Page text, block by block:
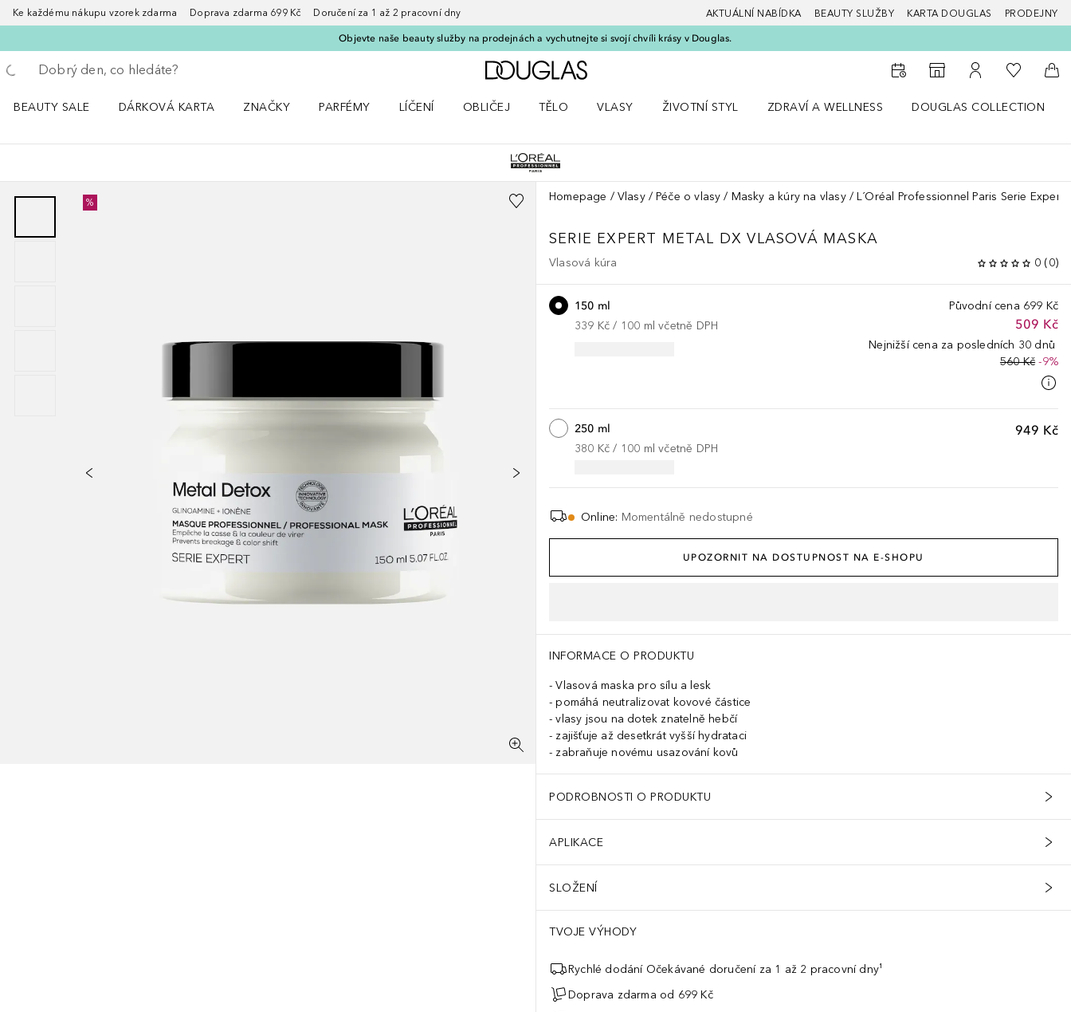
Ke každému nákupu vzorek zdarma Doprava zdarma 699 Kč Doručení za 1 až 2 pracovní dny AKTUÁLNÍ NABÍDKA BEAUTY SLUŽBY KARTA DOUGLAS PRODEJNY
Objevte naše beauty služby na prodejnách a vychutnejte si svojí chvíli krásy v Douglas.
Vraťte se
Proveďte vyhledávání
Domů
K vyhledávači prodejen
K mému účtu
K mému
Do
BEAUTY SALE
DÁRKOVÁ KARTA
ZNAČKY
PARFÉMY
LÍČENÍ
OBLIČEJ
TĚLO
VLASY
ŽIVOTNÍ STYL
ZDRAVÍ A WELLNESS
DOUGLAS COLLECTION
% Homepage Vlasy Péče o vlasy Masky a kúry na vlasy L´Oréal Professionnel Paris Serie Expert
SERIE EXPERT METAL DX VLASOVÁ MASKA
Vlasová kúra 0 (0)
Původní cena 699 Kč
509 Kč
Nejnižší cena za posledních 30 dnů
560 Kč-9%
150 ml
339 Kč / 100 ml včetně DPH
949 Kč
250 ml
380 Kč / 100 ml včetně DPH
Online: Momentálně nedostupné
UPOZORNIT NA DOSTUPNOST NA E-SHOPU
INFORMACE O PRODUKTU
Vlasová maska pro sílu a lesk
pomáhá neutralizovat kovové částice
vlasy jsou na dotek znatelně hebčí
zajišťuje až desetkrát vyšší hydrataci
zabraňuje novému usazování kovů
PODROBNOSTI O PRODUKTU
APLIKACE
SLOŽENÍ
TVOJE VÝHODY
Rychlé dodání Očekávané doručení za 1 až 2 pracovní dny¹
Doprava zdarma od 699 Kč